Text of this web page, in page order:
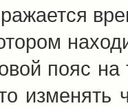
пояс
изменять